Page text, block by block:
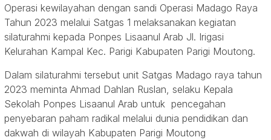
Operasi kewilayahan dengan sandi Operasi Madago Raya
Tahun 2023 melalui Satgas 1 melaksanakan kegiatan
silaturahmi kepada Ponpes Lisaanul Arab Jl. Irigasi
Kelurahan Kampal Kec. Parigi Kabupaten Parigi Moutong.
Dalam silaturahmi tersebut unit Satgas Madago raya tahun
2023 meminta Ahmad Dahlan Ruslan, selaku Kepala
Sekolah Ponpes Lisaanul Arab untuk pencegahan
penyebaran paham radikal melalui dunia pendidikan dan
dakwah di wilayah Kabupaten Parigi Moutong